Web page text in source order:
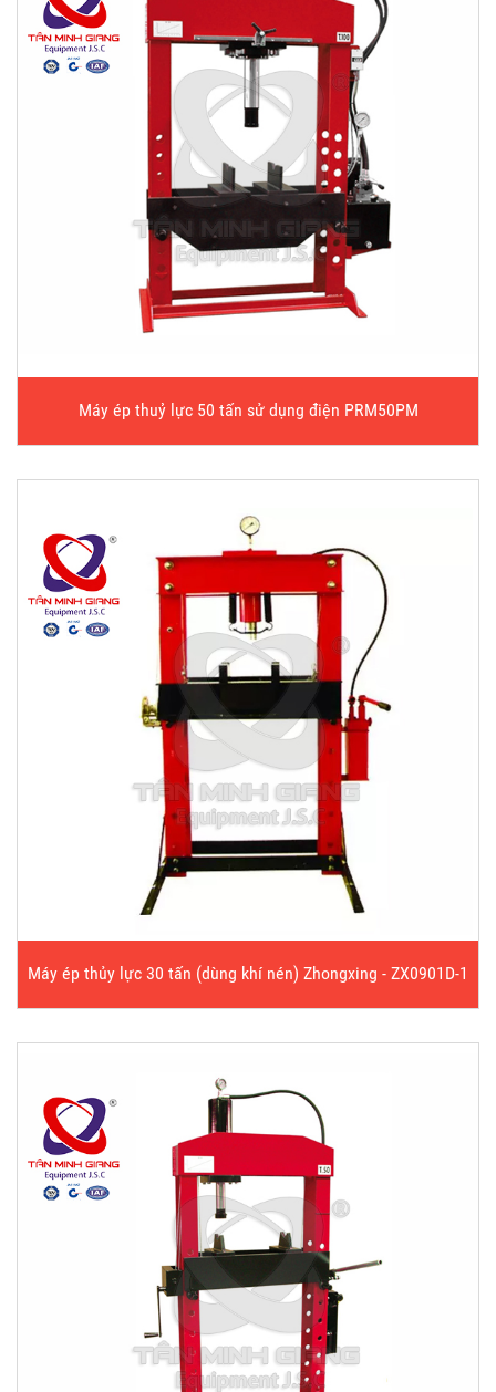
Máy ép thuỷ lực 50 tấn sử dụng điện PRM50PM
Máy ép thủy lực 30 tấn (dùng khí nén) Zhongxing - ZX0901D-1